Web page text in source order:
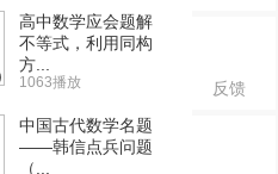
反馈
高中数学应会题解
不等式，利用同构
方...
1063播放
中国古代数学名题
——韩信点兵问题
（...